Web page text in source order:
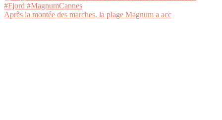
Après la montée des marches, la plage Magnum a acc